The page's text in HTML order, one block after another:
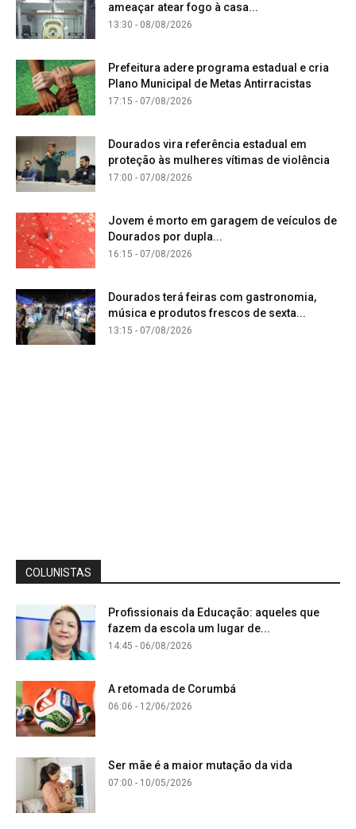
ameaçar atear fogo à casa...
13:30 - 08/08/2026
Prefeitura adere programa estadual e cria
Plano Municipal de Metas Antirracistas
17:15 - 07/08/2026
Dourados vira referência estadual em
proteção às mulheres vítimas de violência
17:00 - 07/08/2026
Jovem é morto em garagem de veículos de
Dourados por dupla...
16:15 - 07/08/2026
Dourados terá feiras com gastronomia,
música e produtos frescos de sexta...
13:15 - 07/08/2026
COLUNISTAS
Profissionais da Educação: aqueles que
fazem da escola um lugar de...
14:45 - 06/08/2026
A retomada de Corumbá
06:06 - 12/06/2026
Ser mãe é a maior mutação da vida
07:00 - 10/05/2026